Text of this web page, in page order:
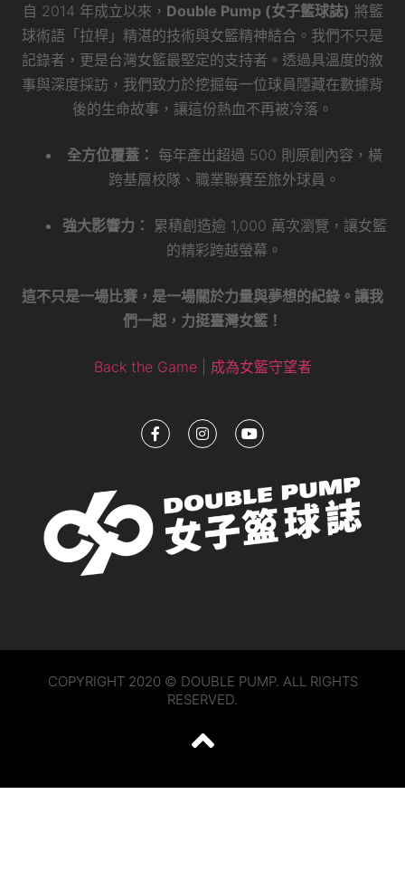
自 2014 年成立以來， Double Pump (女子籃球誌) 將籃
球術語「拉桿」精湛的技術與女籃精神結合。我們不只是
記錄者，更是台灣女籃最堅定的支持者。透過具溫度的敘
事與深度採訪，我們致力於挖掘每一位球員隱藏在數據背
後的生命故事，讓這份熱血不再被冷落。
全方位覆蓋： 每年產出超過 500 則原創內容，橫
跨基層校隊、職業聯賽至旅外球員。
強大影響力：
累積創造逾 1,000 萬次瀏覽，讓女籃
的精彩跨越螢幕。
這不只是一場比賽，是一場關於力量與夢想的紀錄。讓我
們一起，力挺臺灣女籃！
Back the Game | 成為女籃守望者
COPYRIGHT 2020 © DOUBLE PUMP. ALL RIGHTS
RESERVED.